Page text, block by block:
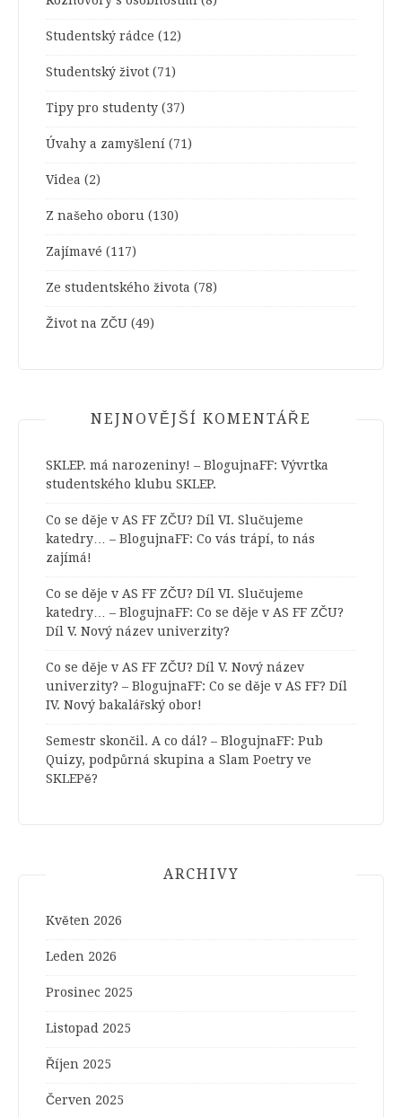
Studentský rádce (12)
Studentský život (71)
Tipy pro studenty (37)
Úvahy a zamyšlení (71)
Videa (2)
Z našeho oboru (130)
Zajímavé (117)
Ze studentského života (78)
Život na ZČU (49)
NEJNOVĚJŠÍ KOMENTÁŘE
SKLEP. má narozeniny! – BlogujnaFF: Vývrtka
studentského klubu SKLEP.
Co se děje v AS FF ZČU? Díl VI. Slučujeme
katedry… – BlogujnaFF: Co vás trápí, to nás
zajímá!
Co se děje v AS FF ZČU? Díl VI. Slučujeme
katedry… – BlogujnaFF: Co se děje v AS FF ZČU?
Díl V. Nový název univerzity?
Co se děje v AS FF ZČU? Díl V. Nový název
univerzity? – BlogujnaFF: Co se děje v AS FF? Díl
IV. Nový bakalářský obor!
Semestr skončil. A co dál? – BlogujnaFF: Pub
Quizy, podpůrná skupina a Slam Poetry ve
SKLEPě?
ARCHIVY
Květen 2026
Leden 2026
Prosinec 2025
Listopad 2025
Říjen 2025
Červen 2025